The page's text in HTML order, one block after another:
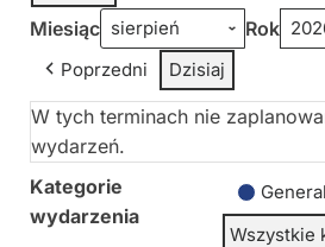
Miesiąc Rok
Poprzedni Dzisiaj
W tych terminach nie
wydarzeń.
Kategorie
wydarzenia
General
Wszystkie